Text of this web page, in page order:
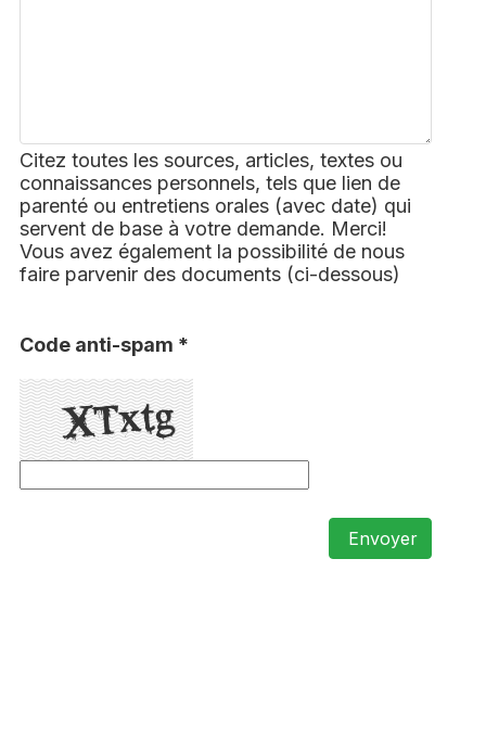
Citez toutes les sources, articles, textes ou
connaissances personnels, tels que lien de
parenté ou entretiens orales (avec date) qui
servent de base à votre demande. Merci!
Vous avez également la possibilité de nous
faire parvenir des documents (ci-dessous)
Code anti-spam *
Envoyer